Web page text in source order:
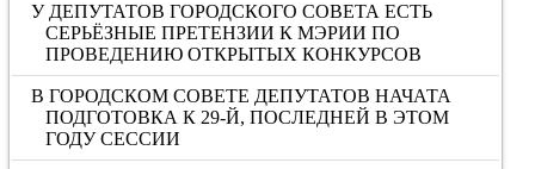
У ДЕПУТАТОВ ГОРОДСКОГО СОВЕТА ЕСТЬ
СЕРЬЁЗНЫЕ ПРЕТЕНЗИИ К МЭРИИ ПО
ПРОВЕДЕНИЮ ОТКРЫТЫХ КОНКУРСОВ
В ГОРОДСКОМ СОВЕТЕ ДЕПУТАТОВ НАЧАТА
ПОДГОТОВКА К 29-Й, ПОСЛЕДНЕЙ В ЭТОМ
ГОДУ СЕССИИ